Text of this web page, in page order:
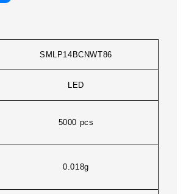
SMLP14BCNWT86
LED
5000 pcs
0.018g